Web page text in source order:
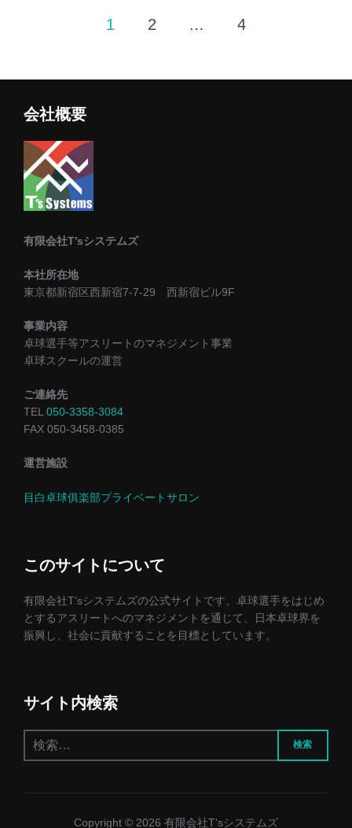
の
ペ
ー
ジ
り
1 2 … 4
会社概要
有限会社T’sシステムズ
本社所在地
東京都新宿区西新宿7-7-29 西新宿ビル9F
事業内容
卓球選手等アスリートのマネジメント事業
卓球スクールの運営
ご連絡先
TEL 050-3358-3084
FAX 050-3458-0385
運営施設
目白卓球俱楽部プライベートサロン
このサイトについて
有限会社T’sシステムズの公式サイトです。卓球選手をはじめ
とするアスリートへのマネジメントを通じて、日本卓球界を
振興し、社会に貢献することを目標としています。
サイト内検索
索:
検索
Copyright © 2026 有限会社T'sシステムズ